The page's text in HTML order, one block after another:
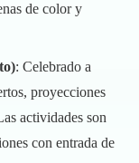
de color y
: Celebrado a
proyecciones
actividades son
con entrada de